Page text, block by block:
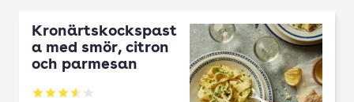
Kronärtskockspast
a med smör, citron
och parmesan